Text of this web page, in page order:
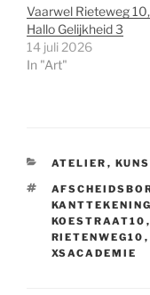
Vaarwel Rieteweg 10,
Hallo Gelijkheid 3
14 juli 2026
In "Art"
CATEGORIEËN
ATELIER ,
TAGS
KOESTRAAT10 ,
RIETENWEG10 ,
XSACADEMIE